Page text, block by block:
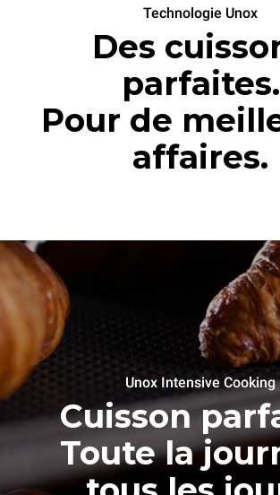
Technologie Unox
Des
parfaites.
Pour de
affaires.
Unox Intensive Cooking
Cuisson
Toute la